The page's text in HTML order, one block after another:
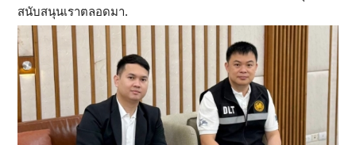
สนับสนุนเราตลอดมา.